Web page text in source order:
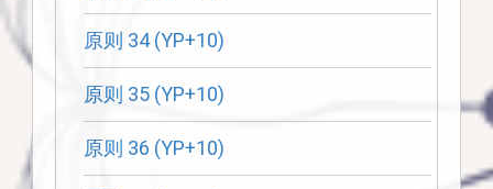
原则 34 (YP+10)
原则 35 (YP+10)
原则 36 (YP+10)